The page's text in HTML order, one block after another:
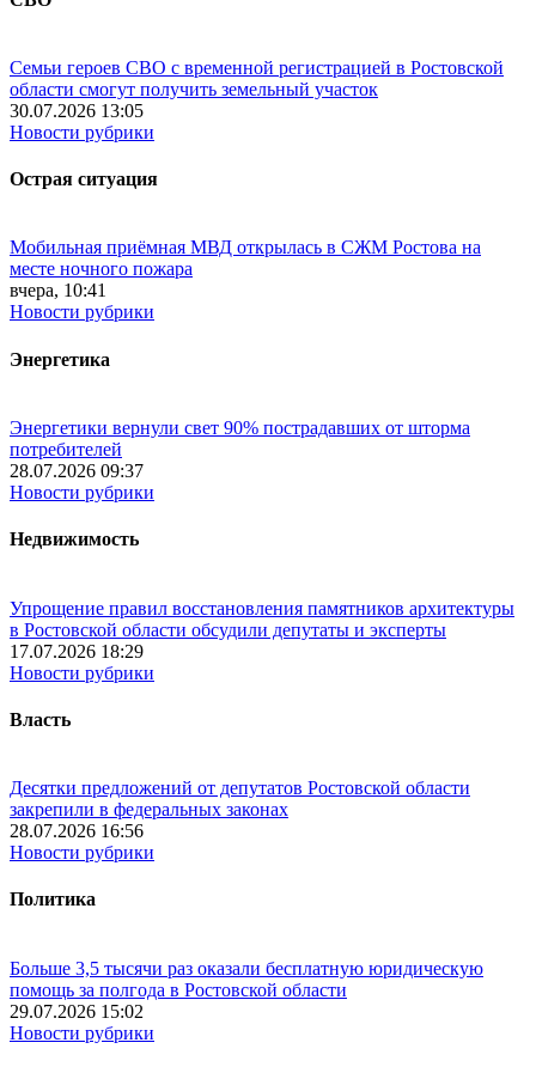
Семьи героев СВО с временной регистрацией в Ростовской
области смогут получить земельный участок
30.07.2026 13:05
Новости рубрики
Острая ситуация
Мобильная приёмная МВД открылась в СЖМ Ростова на
месте ночного пожара
вчера, 10:41
Новости рубрики
Энергетика
Энергетики вернули свет 90% пострадавших от шторма
потребителей
28.07.2026 09:37
Новости рубрики
Недвижимость
Упрощение правил восстановления памятников архитектуры
в Ростовской области обсудили депутаты и эксперты
17.07.2026 18:29
Новости рубрики
Власть
Десятки предложений от депутатов Ростовской области
закрепили в федеральных законах
28.07.2026 16:56
Новости рубрики
Политика
Больше 3,5 тысячи раз оказали бесплатную юридическую
помощь за полгода в Ростовской области
29.07.2026 15:02
Новости рубрики